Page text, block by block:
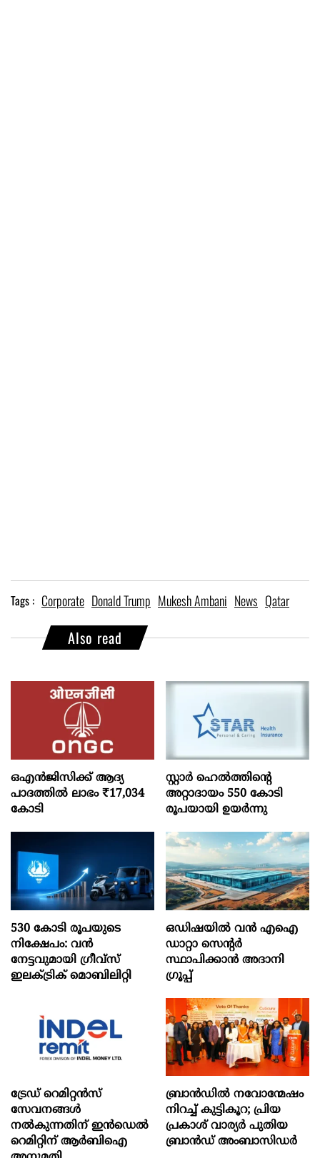
Tags : Corporate Donald Trump Mukesh Ambani News Qatar
Also read
ഒഎന്‍ജിസിക്ക് ആദ്യ
പാദത്തില്‍ ലാഭം ₹17,034
കോടി
സ്റ്റാർ ഹെൽത്തിന്റെ
അറ്റാദായം 550 കോടി
രൂപയായി ഉയർന്നു
530 കോടി രൂപയുടെ
നിക്ഷേപം: വൻ
നേട്ടവുമായി ഗ്രീവ്സ്
ഇലക്ട്രിക് മൊബിലിറ്റി
ഒഡിഷയില്‍ വന്‍ എഐ
ഡാറ്റാ സെന്റര്‍
സ്ഥാപിക്കാന്‍ അദാനി
ഗ്രൂപ്പ്
ട്രേഡ് റെമിറ്റന്‍സ്
സേവനങ്ങള്‍
നല്‍കുന്നതിന് ഇന്‍ഡെല്‍
റെമിറ്റിന് ആര്‍ബിഐ
ബ്രാൻഡിൽ നവോന്മേഷം
നിറച്ച് കുട്ടികൂറ; പ്രിയ
പ്രകാശ് വാര്യർ പുതിയ
ബ്രാൻഡ് അംബാസിഡർ